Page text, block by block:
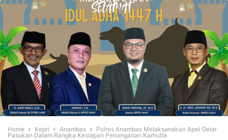
Home Kepri Anambas
Polres Anambas Melaksanakan Apel Gelar
Pasukan Dalam Rangka Kesiapan Penanganan Karhutla